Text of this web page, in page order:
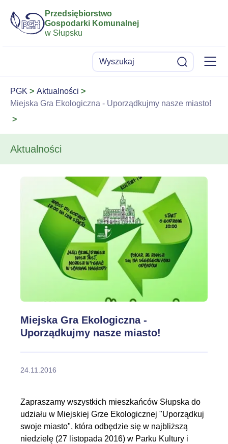
Przedsiębiorstwo
Gospodarki Komunalnej
w Słupsku
Wyszukaj Szukaj Menu
PGK
Aktualności
Miejska Gra Ekologiczna - Uporządkujmy nasze miasto!
Aktualności
Miejska Gra Ekologiczna -
Uporządkujmy nasze miasto!
24.11.2016
Zapraszamy wszystkich mieszkańców Słupska do
udziału w Miejskiej Grze Ekologicznej "Uporządkuj
swoje miasto", która odbędzie się w najbliższą
niedzielę (27 listopada 2016) w Parku Kultury i